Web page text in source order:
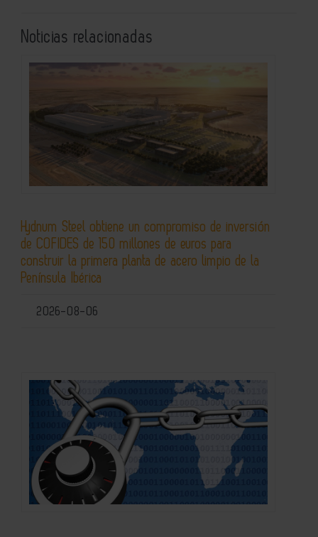
Noticias relacionadas
Hydnum Steel obtiene un compromiso de inversión
de COFIDES de 150 millones de euros para
construir la primera planta de acero limpio de la
Península Ibérica
2026-08-06